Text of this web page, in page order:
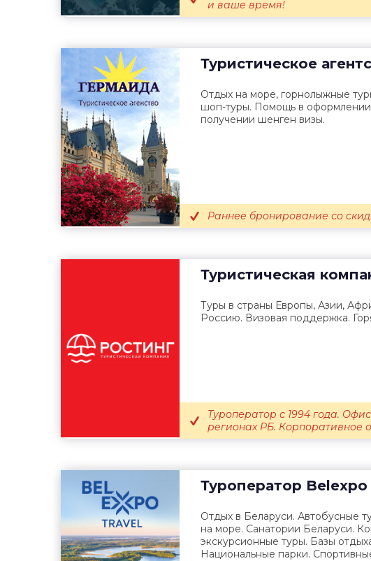
и ваше время!
Туристическое
Отдых на море, горнолыжные
шоп-туры. Помощь в
получении шенген визы.
Раннее бронирование со
Туристическая
Туры в страны Европы, Азии,
Россию. Визовая поддержка.
Туроператор с 1994 года.
регионах РБ. Корпоративное
Туроператор Belexpo
Отдых в Беларуси. Автобусные
на море. Санатории Беларуси.
экскурсионные туры. Базы
Национальные парки.